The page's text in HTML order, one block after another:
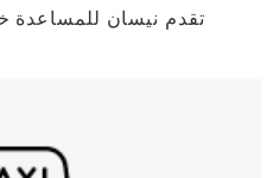
تقدم نيسان للمساعدة